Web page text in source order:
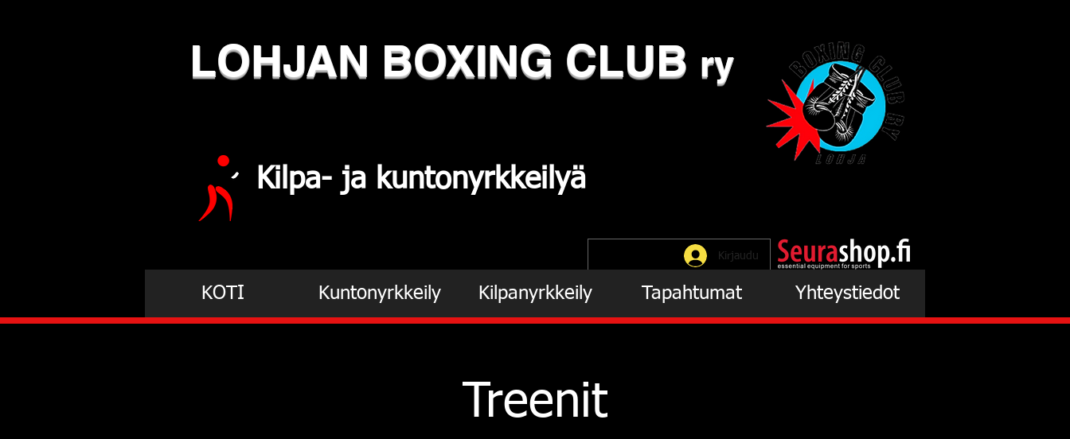
LOHJAN ​BOXING CLUB ry
Kilpa- ja kuntonyrkkeilyä
Kirjaudu
KOTI Kuntonyrkkeily Kilpanyrkkeily Tapahtumat Yhteystiedot
Treenit